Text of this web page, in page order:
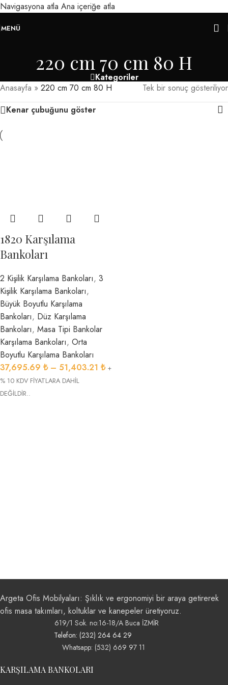
Navigasyona atla Ana içeriğe atla
MENÜ
220 cm 70 cm 80 H
Kategoriler
Anasayfa » 220 cm 70 cm 80 H
Tek bir sonuç gösteriliyor
Kenar çubuğunu göster
1820 Karşılama
Bankoları
2 Kişilik Karşılama Bankoları, 3
Kişilik Karşılama Bankoları,
Büyük Boyutlu Karşılama
Bankoları, Düz Karşılama
Bankoları, Masa Tipi Bankolar
Karşılama Bankoları, Orta
Boyutlu Karşılama Bankoları
37,695.69 ₺ – 51,403.21 ₺ +
% 10 KDV FİYATLARA DAHİL
DEĞİLDİR..
Argeta Ofis Mobilyaları: Şıklık ve ergonomiyi bir araya getirerek
ofis masa takımları, koltuklar ve kanepeler üretiyoruz.
619/1 Sok. no:16-18/A Buca İZMİR
Telefon: (232) 264 64 29
Whatsapp: (532) 669 97 11
KARŞILAMA BANKOLARI